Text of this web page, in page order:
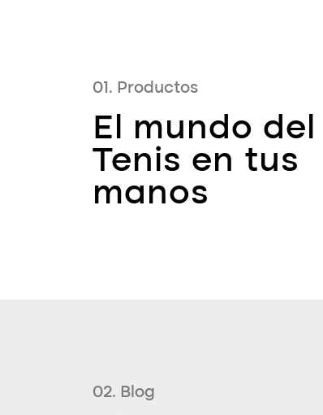
01. Productos
El mundo del
Tenis en tus
manos
02. Blog